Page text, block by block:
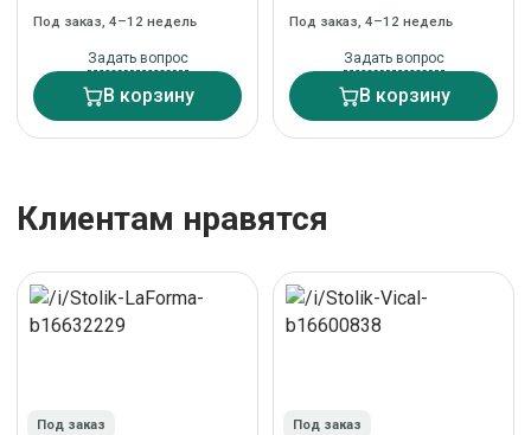
темной отделкой, 71 x
70 см арт. 503874
Под заказ, 4–12 недель
Задать вопрос
В корзину
Под заказ, 4–12 недель
Задать вопрос
В корзину
Клиентам нравятся
Под заказ Под заказ